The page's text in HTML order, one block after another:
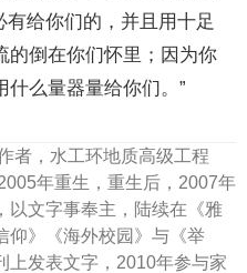
给你们的，并且用十足
的倒在你们怀里；因为你
么量器量给你们。”
者，水工环地质高级工程
年重生，重生后，2007年
以文字事奉主，陆续在《雅
仰》《海外校园》与《举
上发表文字，2010年参与家